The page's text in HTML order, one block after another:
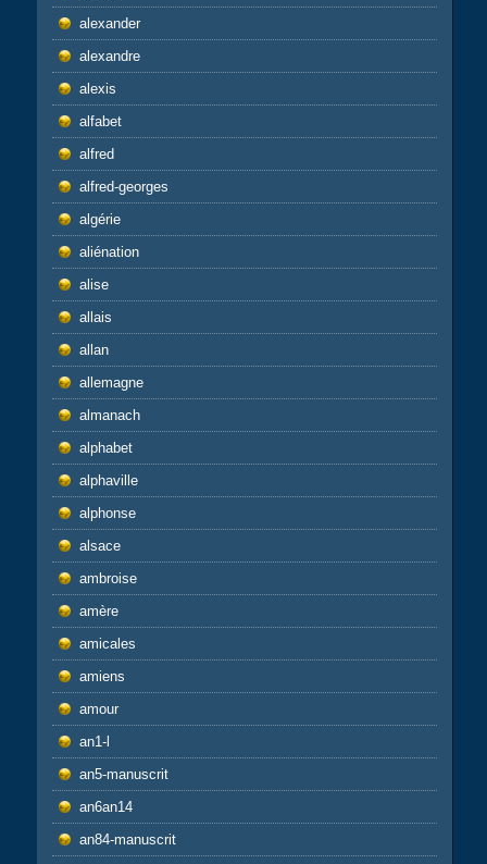
alexander
alexandre
alexis
alfabet
alfred
alfred-georges
algérie
aliénation
alise
allais
allan
allemagne
almanach
alphabet
alphaville
alphonse
alsace
ambroise
amère
amicales
amiens
amour
an1-l
an5-manuscrit
an6an14
an84-manuscrit